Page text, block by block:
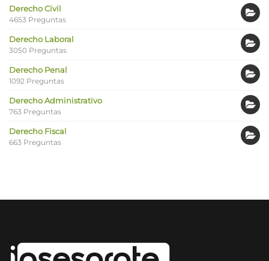
Derecho Civil
4653 Preguntas
Derecho Laboral
3050 Preguntas
Derecho Penal
1092 Preguntas
Derecho Administrativo
763 Preguntas
Derecho Fiscal
663 Preguntas